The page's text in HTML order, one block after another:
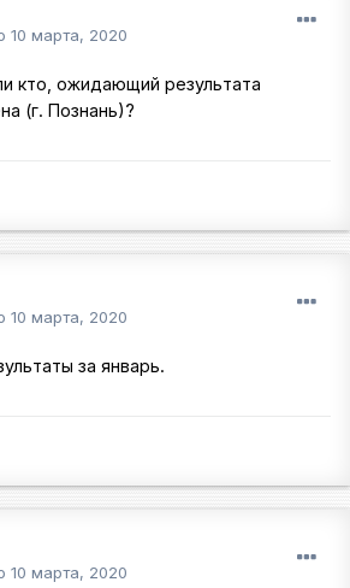
10 марта, 2020
кто, ожидающий результата
(г. Познань)?
10 марта, 2020
за январь.
10 марта, 2020